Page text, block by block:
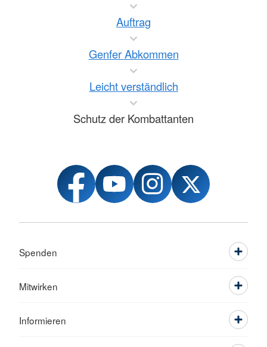
Auftrag
Genfer Abkommen
Leicht verständlich
Schutz der Kombattanten
Spenden
Mitwirken
Informieren